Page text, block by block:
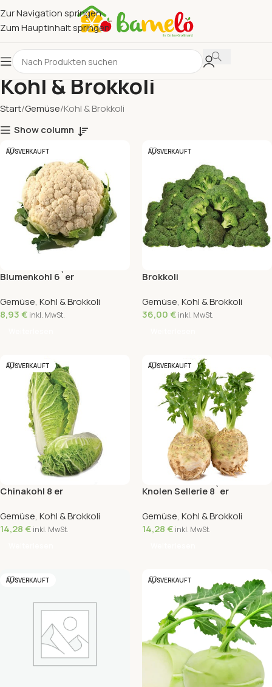
Zur Navigation springen
Zum Hauptinhalt springen
Kohl & Brokkoli
Start Gemüse Kohl & Brokkoli
Show column
AUSVERKAUFT
Blumenkohl 6`er
Gemüse, Kohl & Brokkoli
8,93€ inkl. MwSt.
AUSVERKAUFT
Brokkoli
Gemüse, Kohl & Brokkoli
36,00€ inkl. MwSt.
AUSVERKAUFT
Chinakohl 8 er
Gemüse, Kohl & Brokkoli
14,28€ inkl. MwSt.
AUSVERKAUFT
Knolen Sellerie 8`er
Gemüse, Kohl & Brokkoli
14,28€ inkl. MwSt.
AUSVERKAUFT AUSVERKAUFT